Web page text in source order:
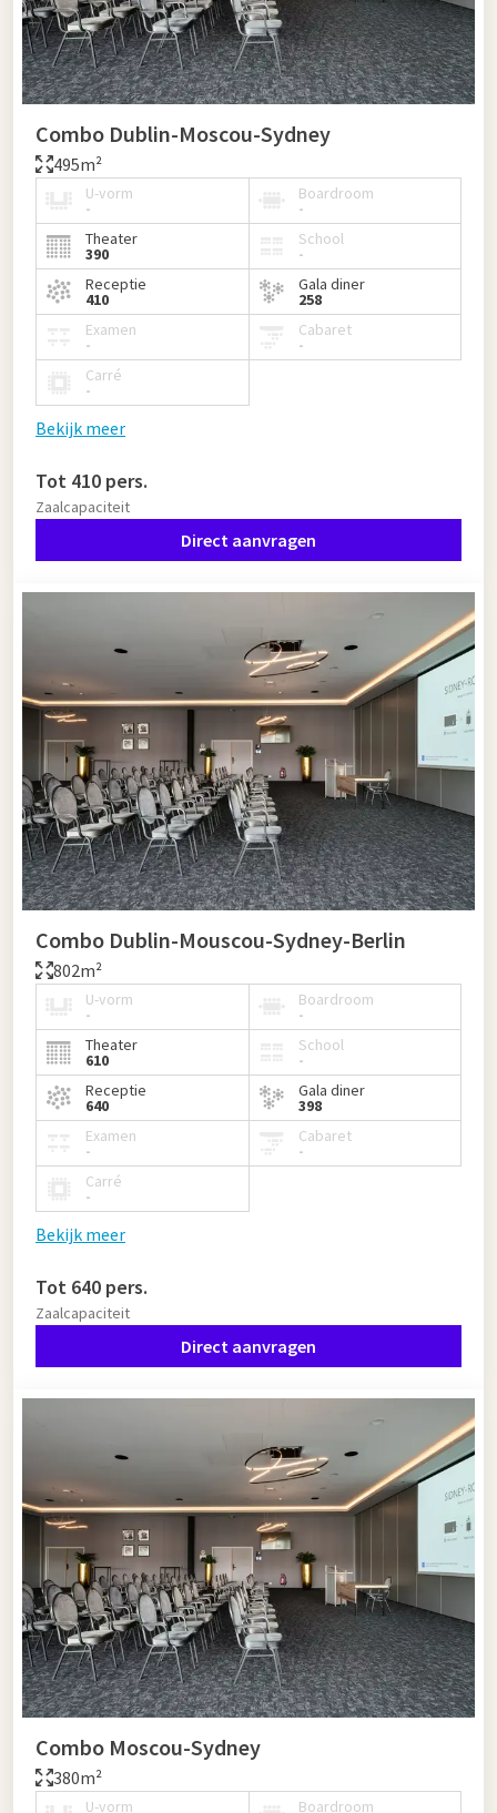
Combo Dublin-Moscou-Sydney
495m²
U-vorm
-
Boardroom
-
Theater
390
School
-
Receptie
410
Gala diner
258
Examen
-
Cabaret
-
Carré
-
Bekijk meer
Tot 410 pers.
Zaalcapaciteit
Direct aanvragen
Combo Dublin-Mouscou-Sydney-Berlin
802m²
U-vorm
-
Boardroom
-
Theater
610
School
-
Receptie
640
Gala diner
398
Examen
-
Cabaret
-
Carré
-
Bekijk meer
Tot 640 pers.
Zaalcapaciteit
Direct aanvragen
Combo Moscou-Sydney
380m²
U-vorm Boardroom